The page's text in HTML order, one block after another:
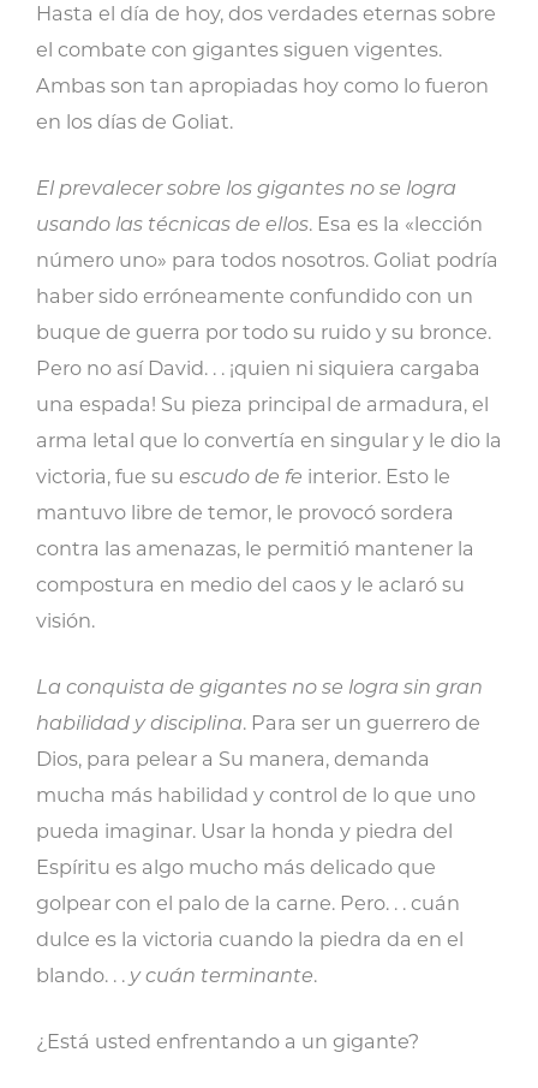
Hasta el día de hoy, dos verdades eternas sobre
el combate con gigantes siguen vigentes.
Ambas son tan apropiadas hoy como lo fueron
en los días de Goliat.
El prevalecer sobre los gigantes no se logra
usando las técnicas de ellos. Esa es la «lección
número uno» para todos nosotros. Goliat podría
haber sido erróneamente confundido con un
buque de guerra por todo su ruido y su bronce.
Pero no así David. . . ¡quien ni siquiera cargaba
una espada! Su pieza principal de armadura, el
arma letal que lo convertía en singular y le dio la
victoria, fue su escudo de fe interior. Esto le
mantuvo libre de temor, le provocó sordera
contra las amenazas, le permitió mantener la
compostura en medio del caos y le aclaró su
visión.
La conquista de gigantes no se logra sin gran
habilidad y disciplina. Para ser un guerrero de
Dios, para pelear a Su manera, demanda
mucha más habilidad y control de lo que uno
pueda imaginar. Usar la honda y piedra del
Espíritu es algo mucho más delicado que
golpear con el palo de la carne. Pero. . . cuán
dulce es la victoria cuando la piedra da en el
blando. . . y cuán terminante.
¿Está usted enfrentando a un gigante?